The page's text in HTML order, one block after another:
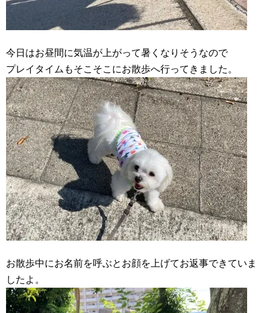
今日はお昼間に気温が上がって暑くなりそうなので
プレイタイムもそこそこにお散歩へ行ってきました。
お散歩中にお名前を呼ぶとお顔を上げてお返事できていま
したよ。